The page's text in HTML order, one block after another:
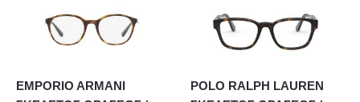
EMPORIO ARMANI
POLO RALPH LAUREN